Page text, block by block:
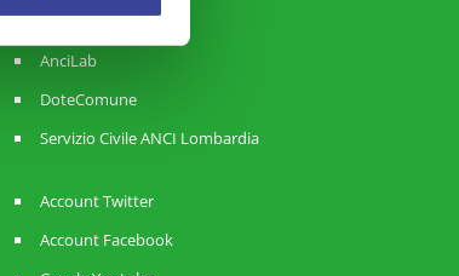
ReteComuni
AnciLab
DoteComune
Servizio Civile ANCI Lombardia
Account Twitter
Account Facebook